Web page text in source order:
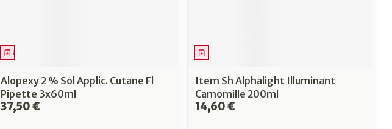
Médicament
Alopexy 2 % Sol Applic. Cutane Fl
Pipette 3x60ml
37,50 €
Médicament
Item Sh Alphalight Illuminant
Camomille 200ml
14,60 €